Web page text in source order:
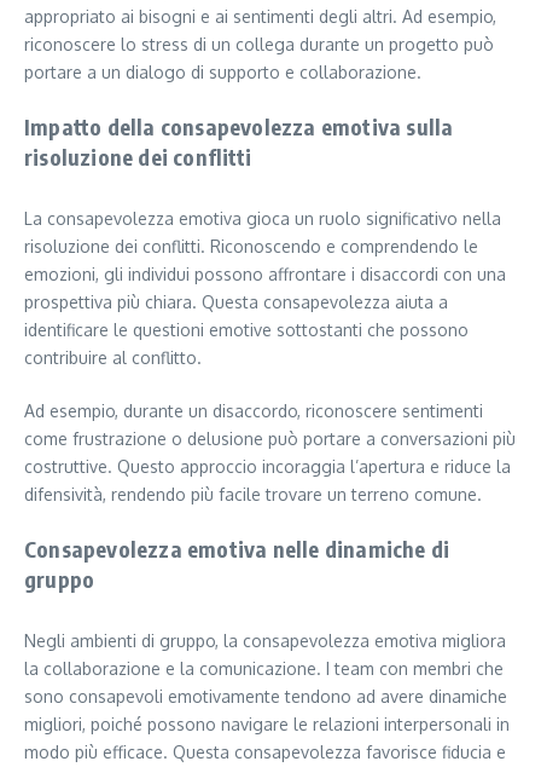
appropriato ai bisogni e ai sentimenti degli altri. Ad esempio,
riconoscere lo stress di un collega durante un progetto può
portare a un dialogo di supporto e collaborazione.
Impatto della consapevolezza emotiva sulla
risoluzione dei conflitti
La consapevolezza emotiva gioca un ruolo significativo nella
risoluzione dei conflitti. Riconoscendo e comprendendo le
emozioni, gli individui possono affrontare i disaccordi con una
prospettiva più chiara. Questa consapevolezza aiuta a
identificare le questioni emotive sottostanti che possono
contribuire al conflitto.
Ad esempio, durante un disaccordo, riconoscere sentimenti
come frustrazione o delusione può portare a conversazioni più
costruttive. Questo approccio incoraggia l’apertura e riduce la
difensività, rendendo più facile trovare un terreno comune.
Consapevolezza emotiva nelle dinamiche di
gruppo
Negli ambienti di gruppo, la consapevolezza emotiva migliora
la collaborazione e la comunicazione. I team con membri che
sono consapevoli emotivamente tendono ad avere dinamiche
migliori, poiché possono navigare le relazioni interpersonali in
modo più efficace. Questa consapevolezza favorisce fiducia e